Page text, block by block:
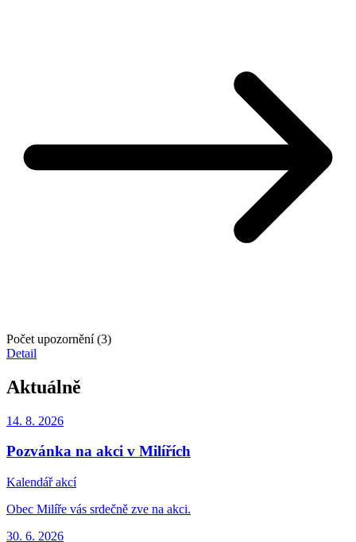
Počet upozornění (3)
Detail
Aktuálně
14. 8. 2026
Pozvánka na akci v Milířích
Kalendář akcí
Obec Milíře vás srdečně zve na akci.
30. 6. 2026